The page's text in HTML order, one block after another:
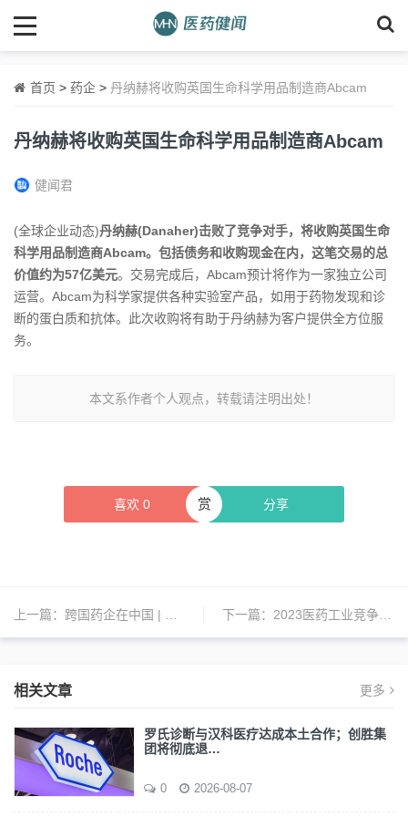
首页 > 药企 > 丹纳赫将收购英国生命科学用品制造商Abcam
丹纳赫将收购英国生命科学用品制造商Abcam
健闻君
(全球企业动态)丹纳赫(Danaher)击败了竞争对手，将收购英国生命
科学用品制造商Abcam。包括债务和收购现金在内，这笔交易的总
价值约为57亿美元。交易完成后，Abcam预计将作为一家独立公司
运营。Abcam为科学家提供各种实验室产品，如用于药物发现和诊
断的蛋白质和抗体。此次收购将有助于丹纳赫为客户提供全方位服
务。
本文系作者个人观点，转载请注明出处！
喜欢 0 分享
赏
上一篇： 跨国药企在中国 | 诺华、罗氏、阿斯利康、GSK、BI、飞利浦、美德纳、强生等公司新动态 下一篇： 2023医药工业竞争力百强：江苏恒瑞、阿斯利康、中国生物制药位列前三 | 榜一
相关文章 更多
罗氏诊断与汉科医疗达成本土合作；创胜集
团将彻底退…
0 2026-08-07